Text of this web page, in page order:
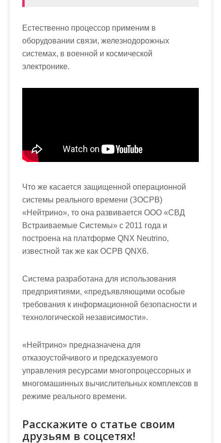
Естественно процессор применим в
оборудовании связи, железнодорожных
системах, в военной и космической
электронике.
Что же касается защищенной операционной
системы реального времени (ЗОСРВ)
«Нейтрино», то она развивается ООО «СВД
Встраиваемые Системы» с 2011 года и
построена на платформе QNX Neutrino,
известной так же как ОСРВ QNX6.
Система разработана для использования
предприятиями, «предъявляющими особые
требования к информационной безопасности и
технологической независимости».
«Нейтрино» предназначена для
отказоустойчивого и предсказуемого
управления ресурсами многопроцессорных и
многомашинных вычислительных комплексов в
режиме реального времени.
Расскажите о статье своим
друзьям в соцсетях!